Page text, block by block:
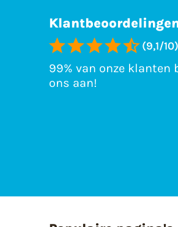
(9,1/10)
99% van onze klanten
ons aan!